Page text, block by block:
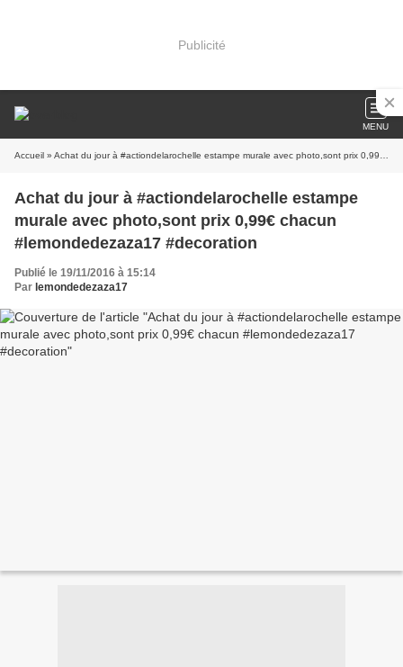
Publicité
MENU
Accueil » Achat du jour à #actiondelarochelle estampe murale avec photo,sont prix 0,99€ chacun #lemondedezaza17 #decoration
Achat du jour à #actiondelarochelle estampe
murale avec photo,sont prix 0,99€ chacun
#lemondedezaza17 #decoration
Publié le 19/11/2016 à 15:14
Par lemondedezaza17